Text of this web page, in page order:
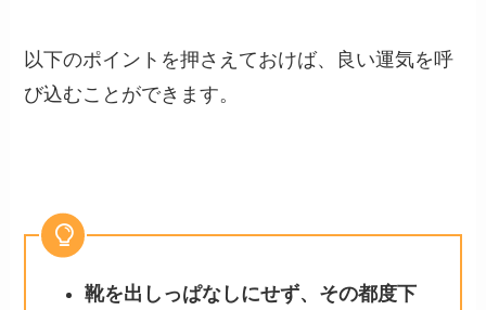
以下のポイントを押さえておけば、良い運気を呼
び込むことができます。
靴を出しっぱなしにせず、その都度下